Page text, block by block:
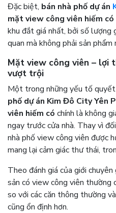
Đặc biệt, bán nhà phố dự án
mặt view công viên hiếm có
khu đắt giá nhất, bởi số lượng
quan mà không phải sản phẩm
Mặt view công viên – lợi
vượt trội
Một trong những yếu tố
phố dự án Kim Đô City Yên
viên hiếm có chính là không
ngay trước cửa nhà. Thay vì
nhà phố view công viên được
mang lại cảm giác thư thái,
Theo đánh giá của giới
sản có view công viên
so với các căn thông thường
cũng ổn định hơn.